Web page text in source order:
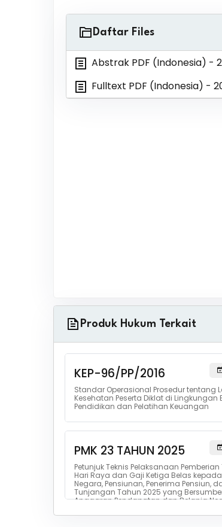
Daftar Files
Abstrak PDF (Indonesia) -
Fulltext PDF (Indonesia) -
Produk Hukum Terkait
KEP-96/PP/2016
Standar Operasional Prosedur tentang
Kesehatan Peserta Diklat di Lingkungan
Pendidikan dan Pelatihan Keuangan
PMK 23 TAHUN 2025
Petunjuk Teknis Pelaksanaan
Hari Raya dan Gaji Ketiga Belas
Negara, Pensiunan, Penerima Pensiun,
Tunjangan Tahun 2025 yang
Anggaran Pendapatan dan Belanja